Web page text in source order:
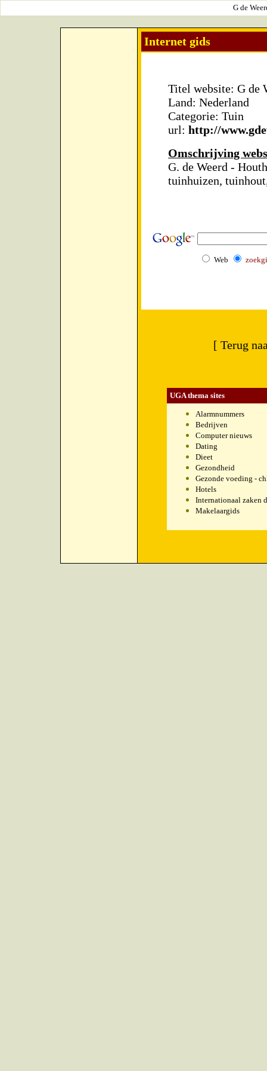
G de
Internet gids
Titel website: G de
Land: Nederland
Categorie: Tuin
url: http://
Omschrijving
G. de Weerd -
tuinhuizen,
Web
[ Terug
UGA thema sites
Alarmnummers
Bedrijven
Computer nieuws
Dating
Dieet
Gezondheid
Gezonde voeding -
Hotels
Internationaal zaken
Makelaargids